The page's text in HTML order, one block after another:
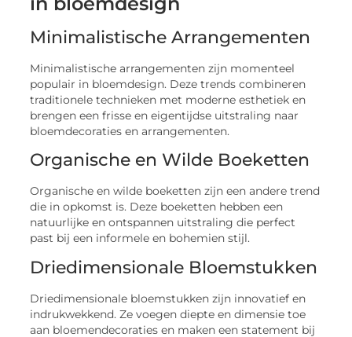
Minimalistische Arrangementen
Minimalistische arrangementen zijn momenteel
populair in bloemdesign. Deze trends combineren
traditionele technieken met moderne esthetiek en
brengen een frisse en eigentijdse uitstraling naar
bloemdecoraties en arrangementen.
Organische en Wilde Boeketten
Organische en wilde boeketten zijn een andere trend
die in opkomst is. Deze boeketten hebben een
natuurlijke en ontspannen uitstraling die perfect
past bij een informele en bohemien stijl.
Driedimensionale Bloemstukken
Driedimensionale bloemstukken zijn innovatief en
indrukwekkend. Ze voegen diepte en dimensie toe
aan bloemendecoraties en maken een statement bij